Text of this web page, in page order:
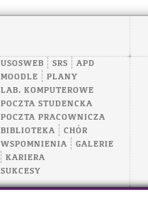
USOSWEB SRS
APD
MOODLE
PLANY
LAB. KOMPUTEROWE
POCZTA STUDENCKA
POCZTA PRACOWNICZA
BIBLIOTEKA
CHÓR
WSPOMNIENIA
GALERIE
KARIERA
SUKCESY